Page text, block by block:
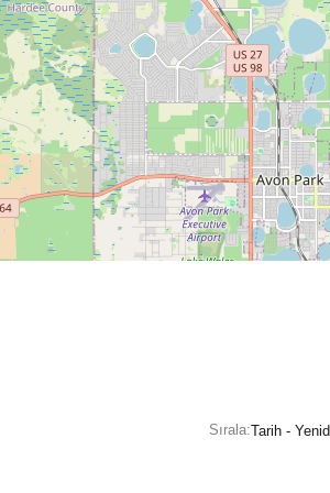
Sırala:Tarih -